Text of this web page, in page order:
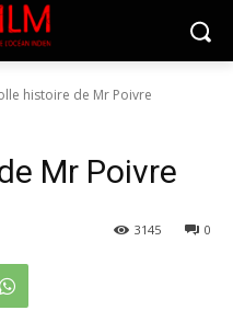
histoire de Mr Poivre
Mr Poivre
0
3145